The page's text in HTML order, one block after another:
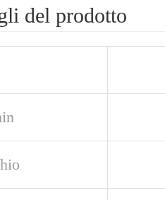
del prodotto